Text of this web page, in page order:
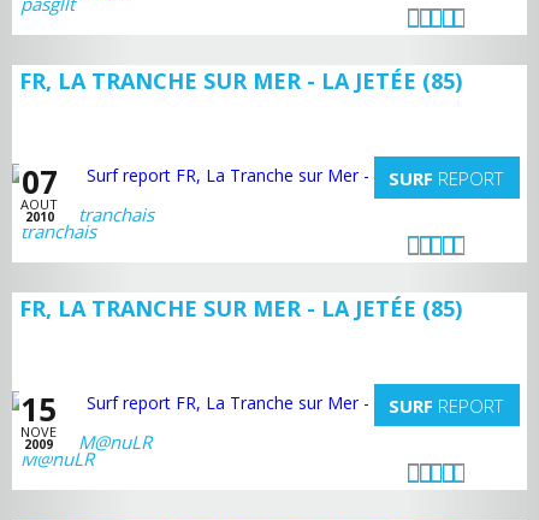
FR, LA TRANCHE SUR MER - LA JETÉE (85)
07
AOUT
2010
SURF REPORT
tranchais
FR, LA TRANCHE SUR MER - LA JETÉE (85)
15
NOVE
2009
SURF REPORT
M@nuLR